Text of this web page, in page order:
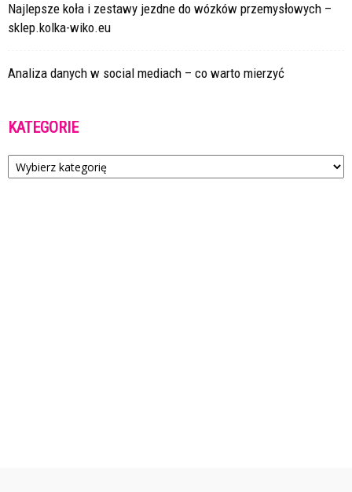
Najlepsze koła i zestawy jezdne do wózków przemysłowych –
sklep.kolka-wiko.eu
Analiza danych w social mediach – co warto mierzyć
KATEGORIE
Kategorie